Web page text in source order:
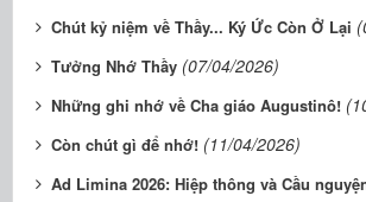
Chút kỷ niệm về Thầy... Ký Ức Còn Ở Lại
Tưởng Nhớ Thầy (07/04/2026)
Những ghi nhớ về Cha giáo Augustinô!
Còn chút gì để nhớ! (11/04/2026)
Ad Limina 2026: Hiệp thông và Cầu